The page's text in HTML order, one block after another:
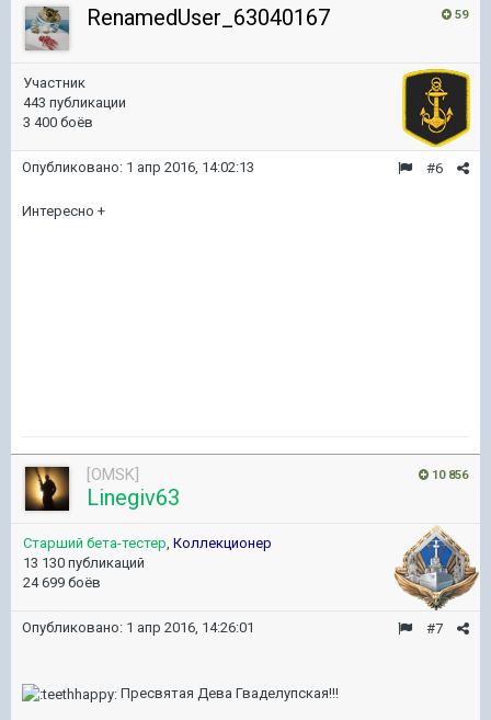
59
RenamedUser_63040167
Участник
443 публикации
3 400 боёв
#6
Опубликовано: 1 апр 2016, 14:02:13
Интересно +
10 856
[OMSK]
Linegiv63
Старший бета-тестер, Коллекционер
13 130 публикаций
24 699 боёв
#7
Опубликовано: 1 апр 2016, 14:26:01
Пресвятая Дева Гваделупская!!!